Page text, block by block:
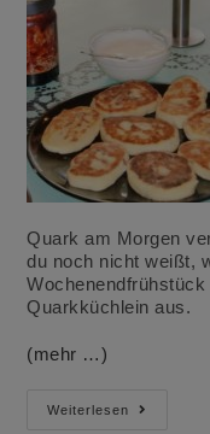
Quark am Morgen
du noch nicht weißt,
Quarkküchlein aus.
(mehr …)
Weiterlesen